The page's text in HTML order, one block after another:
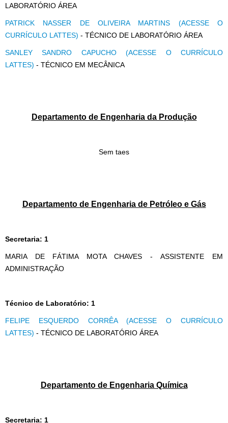
LABORATÓRIO ÁREA
PATRICK NASSER DE OLIVEIRA MARTINS (ACESSE O
CURRÍCULO LATTES) - TÉCNICO DE LABORATÓRIO ÁREA
SANLEY SANDRO CAPUCHO (ACESSE O CURRÍCULO
LATTES) - TÉCNICO EM MECÂNICA
Departamento de Engenharia da Produção
Sem taes
Departamento de Engenharia de Petróleo e Gás
Secretaria: 1
MARIA DE FÁTIMA MOTA CHAVES - ASSISTENTE EM
ADMINISTRAÇÃO
Técnico de Laboratório: 1
FELIPE ESQUERDO CORRÊA (ACESSE O CURRÍCULO
LATTES) - TÉCNICO DE LABORATÓRIO ÁREA
Departamento de Engenharia Química
Secretaria: 1